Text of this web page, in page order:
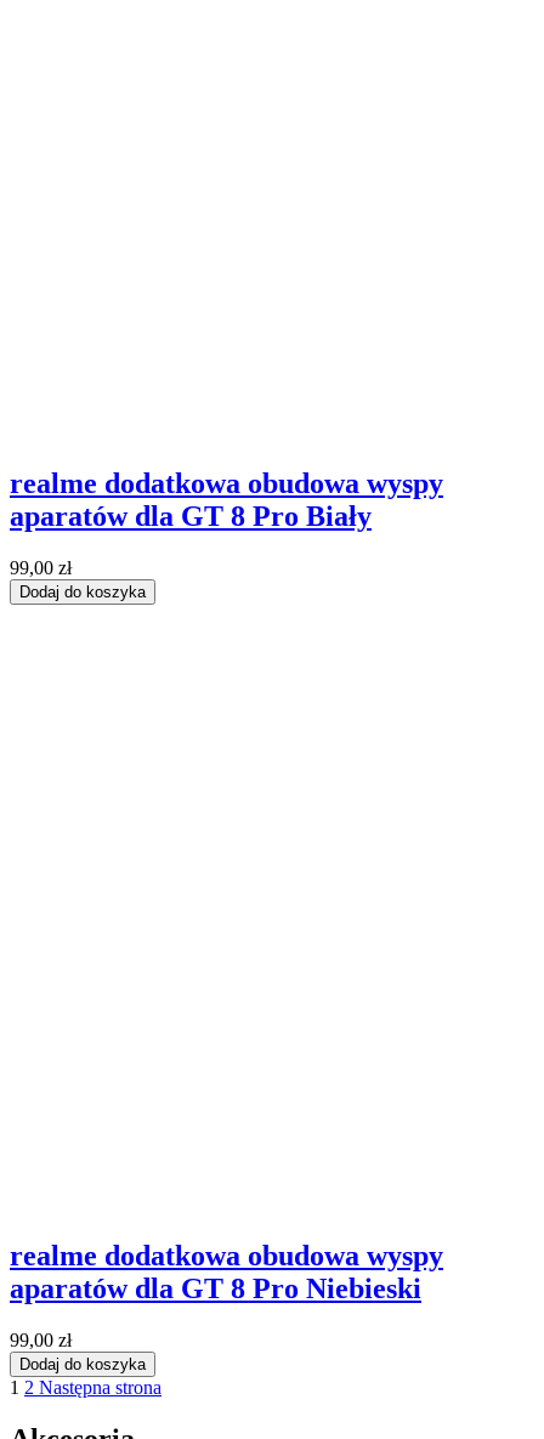
realme dodatkowa obudowa wyspy
aparatów dla GT 8 Pro Biały
99,00 zł
Dodaj do koszyka
realme dodatkowa obudowa wyspy
aparatów dla GT 8 Pro Niebieski
99,00 zł
Dodaj do koszyka
1 2 Następna strona